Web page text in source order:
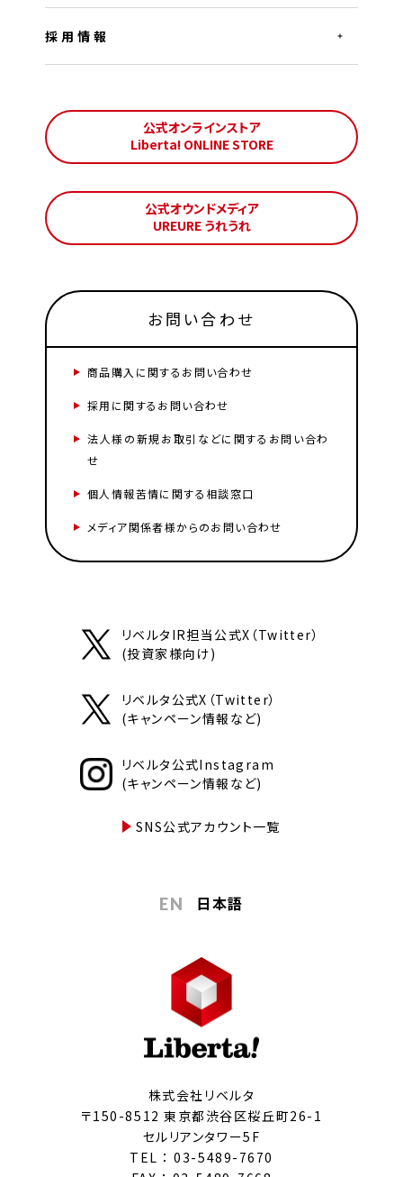
採用情報
公式オンラインストア
Liberta! ONLINE STORE
公式オウンドメディア
UREURE うれうれ
お問い合わせ
商品購入に関するお問い合わせ
採用に関するお問い合わせ
法人様の新規お取引などに関するお問い合わ
せ
個人情報苦情に関する相談窓口
メディア関係者様からのお問い合わせ
リベルタIR担当公式X（Twitter）
(投資家様向け)
リベルタ公式X（Twitter）
(キャンペーン情報など)
リベルタ公式Instagram
(キャンペーン情報など)
SNS公式アカウント一覧
EN 日本語
株式会社リベルタ
〒150-8512 東京都渋谷区桜丘町26-1
セルリアンタワー5F
TEL ：03-5489-7670